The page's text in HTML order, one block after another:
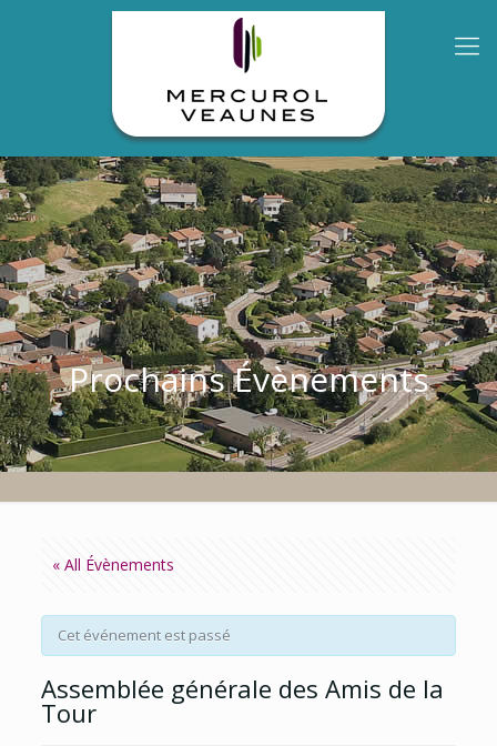
Prochains Évènements
« All Évènements
Cet événement est passé
Assemblée générale des Amis de la
Tour